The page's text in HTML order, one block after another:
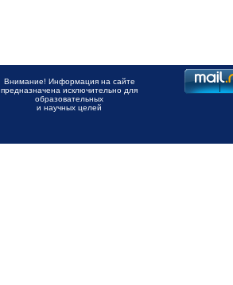
Внимание! Информация на сайте
предназначена исключительно для
образовательных
и научных целей